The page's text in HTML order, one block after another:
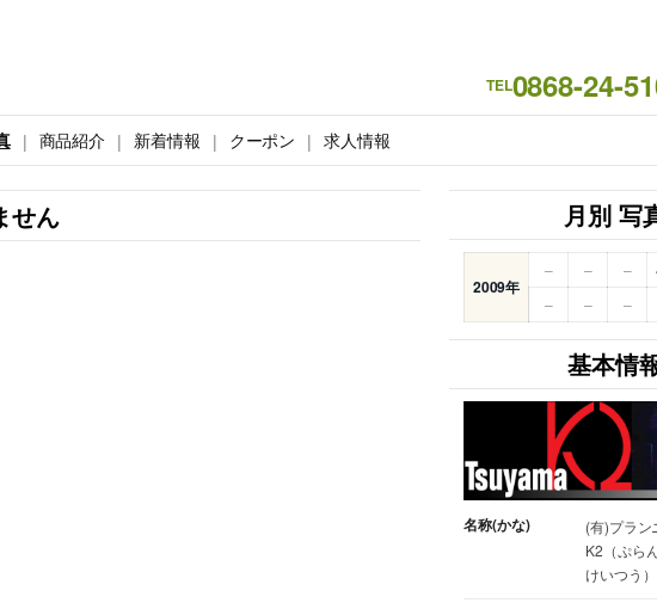
TEL0868-24-
商品紹介 新着情報 クーポン 求人情報
せん 月別 写
2009年
– – –
–
– –
基本情
名称(かな)
(有)プラン
K2（ぷら
けいつう）